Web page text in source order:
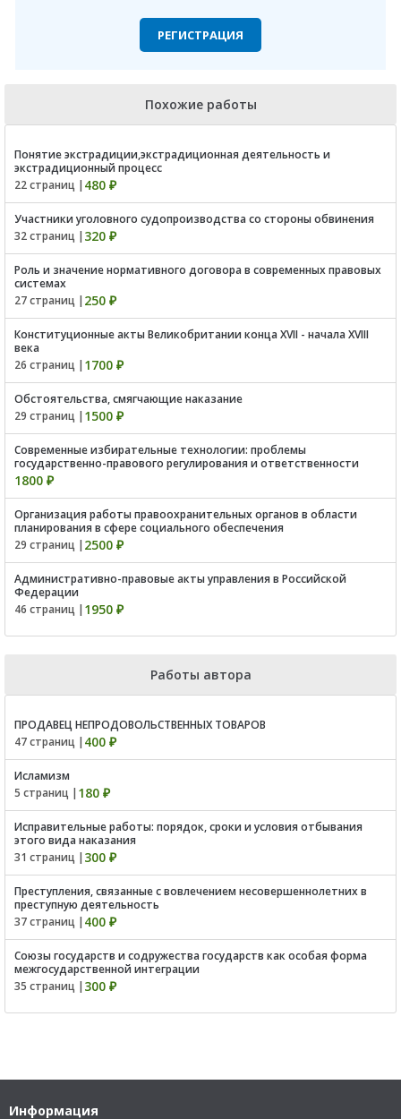
РЕГИСТРАЦИЯ
Похожие работы
Понятие экстрадиции,экстрадиционная деятельность и
экстрадиционный процесс
22 страниц | 480 ₽
Участники уголовного судопроизводства со стороны обвинения
32 страниц | 320 ₽
Роль и значение нормативного договора в современных правовых
системах
27 страниц | 250 ₽
Конституционные акты Великобритании конца XVII - начала XVIII
века
26 страниц | 1700 ₽
Обстоятельства, смягчающие наказание
29 страниц | 1500 ₽
Современные избирательные технологии: проблемы
государственно-правового регулирования и ответственности
1800 ₽
Организация работы правоохранительных органов в области
планирования в сфере социального обеспечения
29 страниц | 2500 ₽
Административно-правовые акты управления в Российской
Федерации
46 страниц | 1950 ₽
Работы автора
ПРОДАВЕЦ НЕПРОДОВОЛЬСТВЕННЫХ ТОВАРОВ
47 страниц | 400 ₽
Исламизм
5 страниц | 180 ₽
Исправительные работы: порядок, сроки и условия отбывания
этого вида наказания
31 страниц | 300 ₽
Преступления, связанные с вовлечением несовершеннолетних в
преступную деятельность
37 страниц | 400 ₽
Союзы государств и содружества государств как особая форма
межгосударственной интеграции
35 страниц | 300 ₽
Информация